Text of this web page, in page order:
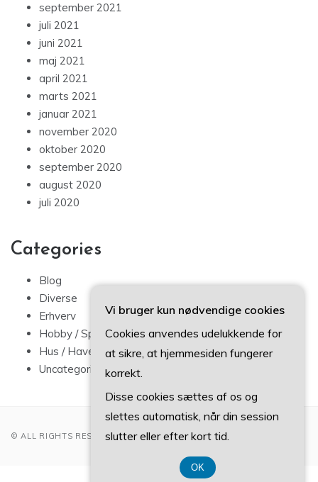
september 2021
juli 2021
juni 2021
maj 2021
april 2021
marts 2021
januar 2021
november 2020
oktober 2020
september 2020
august 2020
juli 2020
Categories
Blog
Diverse
Erhverv
Hobby / Sport
Hus / Have
Uncategorized
© ALL RIGHTS RESERVED 2022
Vi bruger kun nødvendige cookies
Cookies anvendes udelukkende for
at sikre, at hjemmesiden fungerer
korrekt.
Disse cookies sættes af os og
slettes automatisk, når din session
slutter eller efter kort tid.
OK